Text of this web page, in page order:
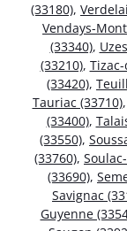
(33180),
Vendays-
(33340),
(33210),
(33420),
Tauriac (33710),
(33400),
(33550),
(33760),
(33690),
Savignac
Guyenne